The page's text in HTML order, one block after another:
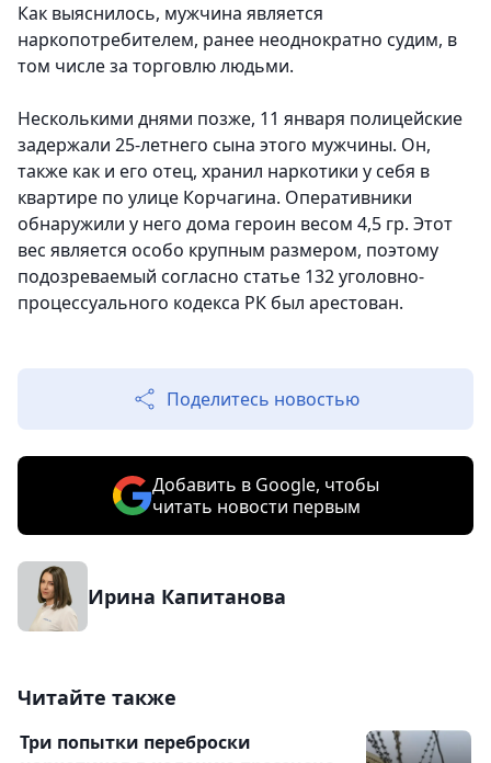
Как выяснилось, мужчина является
наркопотребителем, ранее неоднократно судим, в
том числе за торговлю людьми.
Несколькими днями позже, 11 января полицейские
задержали 25-летнего сына этого мужчины. Он,
также как и его отец, хранил наркотики у себя в
квартире по улице Корчагина. Оперативники
обнаружили у него дома героин весом 4,5 гр. Этот
вес является особо крупным размером, поэтому
подозреваемый согласно статье 132 уголовно-
процессуального кодекса РК был арестован.
Поделитесь новостью
Добавить в Google, чтобы
читать новости первым
Ирина Капитанова
Читайте также
Три попытки переброски